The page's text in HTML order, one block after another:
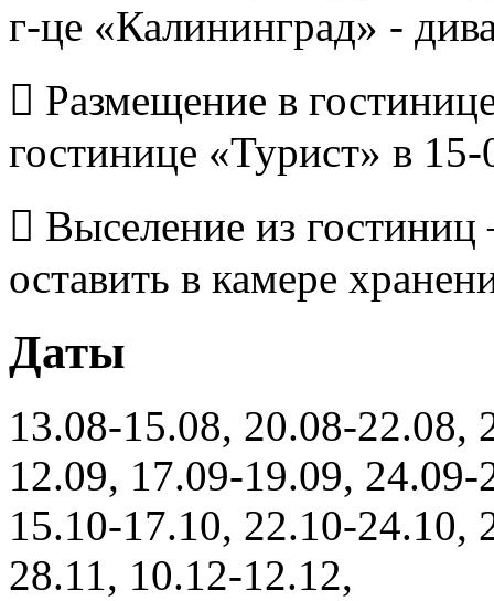
г-це «Калининград» -
 Размещение в
гостинице «Турист» в
 Выселение из
оставить в камере
Даты
13.08-15.08, 20.08-22.08,
12.09, 17.09-19.09,
15.10-17.10, 22.10-24.10,
28.11, 10.12-12.12,